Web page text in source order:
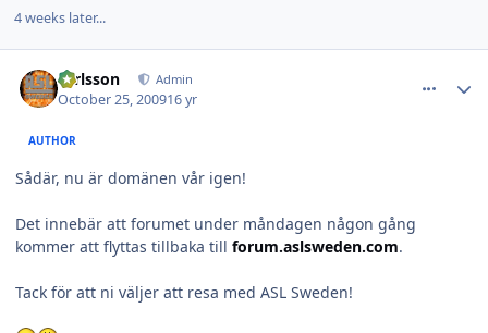
4 weeks later...
carlsson Admin
October 25, 200916 yr
AUTHOR
Sådär, nu är domänen vår igen!
Det innebär att forumet under måndagen någon gång
kommer att flyttas tillbaka till forum.aslsweden.com.
Tack för att ni väljer att resa med ASL Sweden!